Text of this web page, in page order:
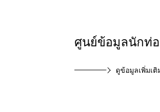
ศูนย์ข้อมูลนักท่อ
ดูข้อมูลเพิ่มเติ